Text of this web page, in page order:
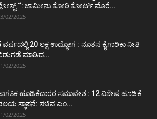
“: ಜಾಮೀನು ಕೋರಿ ಕೋರ್ಟ್‌ ಮೊರೆ...
02/2025
ವರ್ಷದಲ್ಲಿ 20 ಲಕ್ಷ ಉದ್ಯೋಗ : ನೂತನ ಕೈಗಾರಿಕಾ ನೀತಿ
ಮಾಡಿದ...
02/2025
ಹೂಡಿಕೆದಾರರ ಸಮಾವೇಶ : 12 ವಿಶೇಷ ಹೂಡಿಕೆ
ಸ್ಥಾಪನೆ: ಸಚಿವ ಎಂ...
02/2025